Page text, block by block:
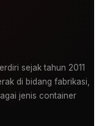
sejak tahun 2011
di bidang fabrikasi,
jenis container